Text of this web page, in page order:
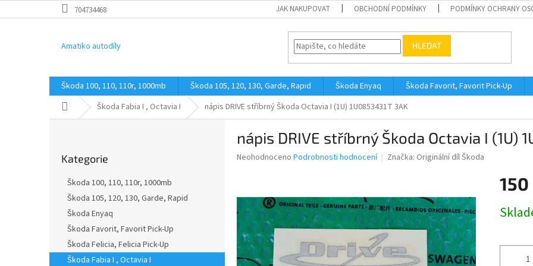
na
704734468 JAK NAKUPOVAT OBCHODNÍ PODMÍNKY PODMÍNKY OCHRANY
Amatiko autodíly HLEDAT
Škoda 100, 110, 110r, 1000mb Škoda 105, 120, 130, Garde, Rapid Škoda Enyaq Škoda Favorit, Favorit Pick-Up
Domů Škoda Fabia I , Octavia I nápis DRIVE stříbrný Škoda Octavia I (1U) 1U0853431T 3AK
a
kategorie
Kategorie
Škoda 100, 110, 110r, 1000mb
Škoda 105, 120, 130, Garde, Rapid
Škoda Enyaq
Škoda Favorit, Favorit Pick-Up
Škoda Felicia, Felicia Pick-Up
Škoda Fabia I , Octavia I
nápis DRIVE stříbrný Škoda Octavia I (1U)
Průměrné
z
5
hvězdiček.
Neohodnoceno Podrobnosti hodnocení Značka: Originální díl Škoda
150
cena: